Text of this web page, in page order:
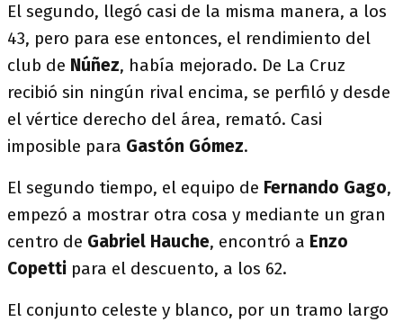
El segundo, llegó casi de la misma manera, a los
43, pero para ese entonces, el rendimiento del
club de Núñez, había mejorado. De La Cruz
recibió sin ningún rival encima, se perfiló y desde
el vértice derecho del área, remató. Casi
imposible para Gastón Gómez.
El segundo tiempo, el equipo de Fernando Gago,
empezó a mostrar otra cosa y mediante un gran
centro de Gabriel Hauche, encontró a Enzo
Copetti para el descuento, a los 62.
El conjunto celeste y blanco, por un tramo largo